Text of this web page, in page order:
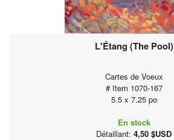
L'Étang (The Pool)
Cartes de Voeux
# Item 1070-167
5.5 x 7.25 po
En stock
Détaillant: 4,50 $USD